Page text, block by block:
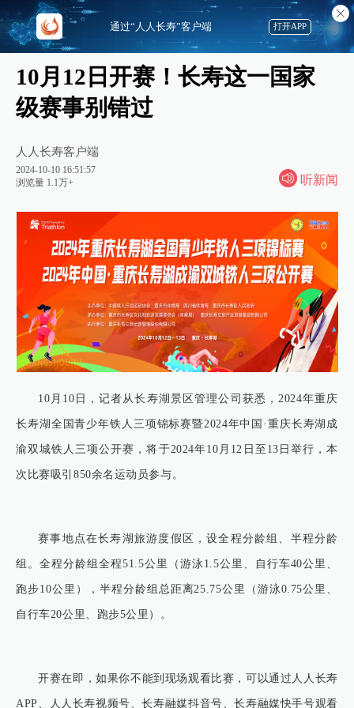
10月12日开赛！长寿这一国家
级赛事别错过
人人长寿客户端
2024-10-10 16:51:57
浏览量 1.1万+
听新闻
10月10日，记者从长寿湖景区管理公司获悉，2024年重庆
长寿湖全国青少年铁人三项锦标赛暨2024年中国·重庆长寿湖成
渝双城铁人三项公开赛，将于2024年10月12日至13日举行，本
次比赛吸引850余名运动员参与。
赛事地点在长寿湖旅游度假区，设全程分龄组、半程分龄
组。全程分龄组全程51.5公里（游泳1.5公里、自行车40公里、
跑步10公里），半程分龄组总距离25.75公里（游泳0.75公里、
自行车20公里、跑步5公里）。
开赛在即，如果你不能到现场观看比赛，可以通过人人长寿
APP、人人长寿视频号、长寿融媒抖音号、长寿融媒快手号观看
通过“人人长寿”客户端 打开APP